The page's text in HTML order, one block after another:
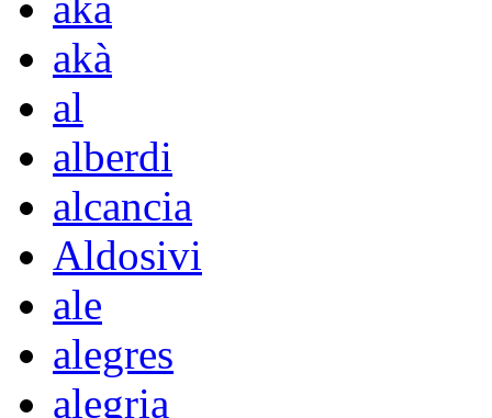
akà
al
alberdi
alcancia
Aldosivi
ale
alegres
alegria